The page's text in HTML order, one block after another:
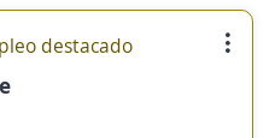
destacado